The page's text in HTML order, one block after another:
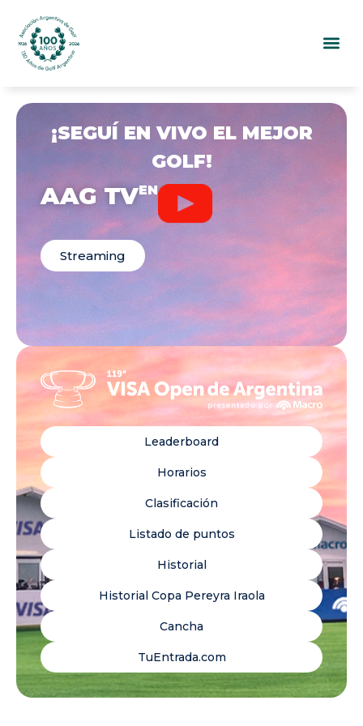
¡SEGUÍ EN VIVO EL MEJOR
GOLF!
AAG TVEN
Streaming
Leaderboard
Horarios
Clasificación
Listado de puntos
Historial
Historial Copa Pereyra Iraola
Cancha
TuEntrada.com